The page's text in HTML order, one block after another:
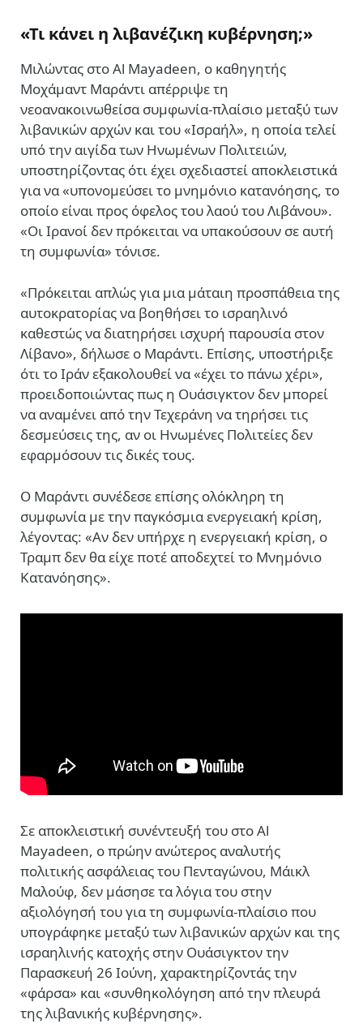
«Τι κάνει η λιβανέζικη κυβέρνηση;»
Μιλώντας στο Al Mayadeen, ο καθηγητής
Μοχάμαντ Μαράντι απέρριψε τη
νεοανακοινωθείσα συμφωνία-πλαίσιο μεταξύ των
λιβανικών αρχών και του «Ισραήλ», η οποία τελεί
υπό την αιγίδα των Ηνωμένων Πολιτειών,
υποστηρίζοντας ότι έχει σχεδιαστεί αποκλειστικά
για να «υπονομεύσει το μνημόνιο κατανόησης, το
οποίο είναι προς όφελος του λαού του Λιβάνου».
«Οι Ιρανοί δεν πρόκειται να υπακούσουν σε αυτή
τη συμφωνία» τόνισε.
«Πρόκειται απλώς για μια μάταιη προσπάθεια της
αυτοκρατορίας να βοηθήσει το ισραηλινό
καθεστώς να διατηρήσει ισχυρή παρουσία στον
Λίβανο», δήλωσε ο Μαράντι. Επίσης, υποστήριξε
ότι το Ιράν εξακολουθεί να «έχει το πάνω χέρι»,
προειδοποιώντας πως η Ουάσιγκτον δεν μπορεί
να αναμένει από την Τεχεράνη να τηρήσει τις
δεσμεύσεις της, αν οι Ηνωμένες Πολιτείες δεν
εφαρμόσουν τις δικές τους.
Ο Μαράντι συνέδεσε επίσης ολόκληρη τη
συμφωνία με την παγκόσμια ενεργειακή κρίση,
λέγοντας: «Αν δεν υπήρχε η ενεργειακή κρίση, ο
Τραμπ δεν θα είχε ποτέ αποδεχτεί το Μνημόνιο
Κατανόησης».
Σε αποκλειστική συνέντευξή του στο Al
Mayadeen, ο πρώην ανώτερος αναλυτής
πολιτικής ασφάλειας του Πενταγώνου, Μάικλ
Μαλούφ, δεν μάσησε τα λόγια του στην
αξιολόγησή του για τη συμφωνία-πλαίσιο που
υπογράφηκε μεταξύ των λιβανικών αρχών και της
ισραηλινής κατοχής στην Ουάσιγκτον την
Παρασκευή 26 Ιούνη, χαρακτηρίζοντάς την
«φάρσα» και «συνθηκολόγηση από την πλευρά
της λιβανικής κυβέρνησης».